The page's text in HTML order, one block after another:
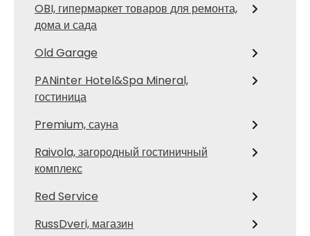
OBI, гипермаркет товаров для ремонта,
дома и сада
Old Garage
PANinter Hotel&Spa Mineral,
гостиница
Premium, сауна
Raivola, загородный гостиничный
комплекс
Red Service
RussDveri, магазин